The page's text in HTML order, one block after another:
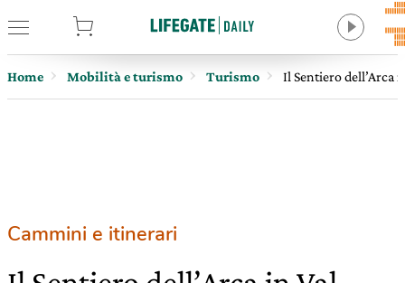
Home Mobilità e turismo Turismo Il Sentiero dell’Arca
Cammini e itinerari